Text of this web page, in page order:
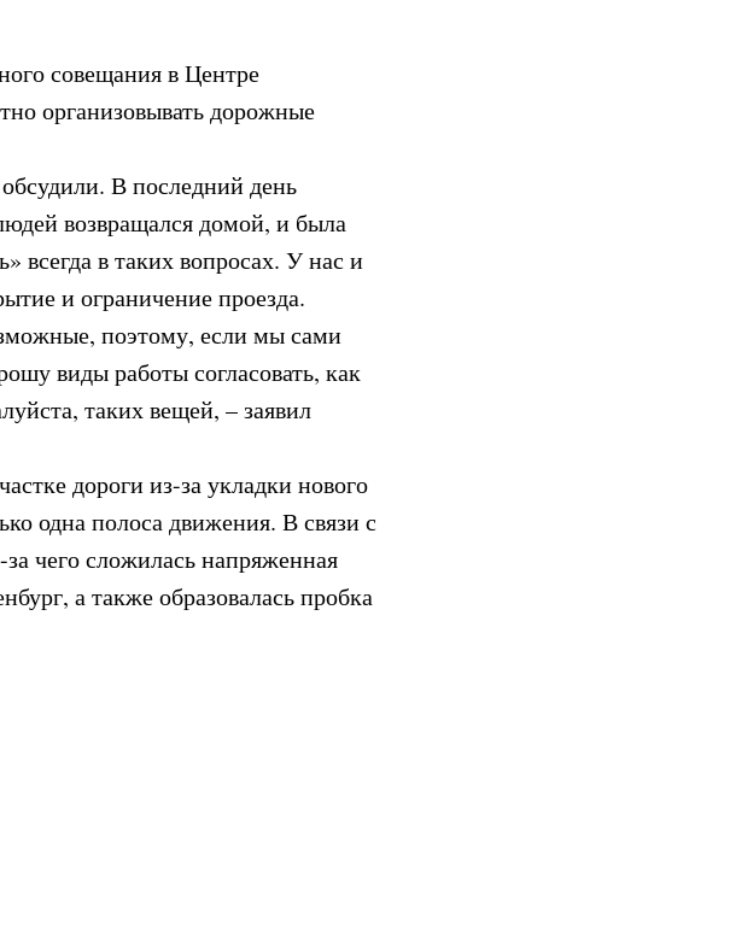
совещания в Центре
организовывать дорожные
В последний день
возвращался домой, и была
всегда в таких вопросах. У нас и
и ограничение проезда.
поэтому, если мы сами
виды работы согласовать, как
таких вещей, – заявил
дороги из-за укладки нового
одна полоса движения. В связи с
чего сложилась напряженная
а также образовалась пробка